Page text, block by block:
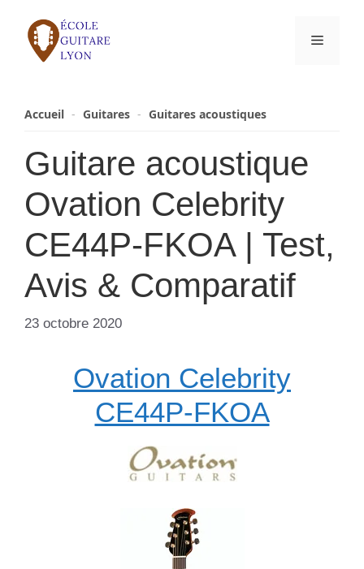
contenu
Menu
Accueil - Guitares - Guitares acoustiques
Guitare acoustique
Ovation Celebrity
CE44P-FKOA | Test,
Avis & Comparatif
23 octobre 2020
Ovation Celebrity
CE44P-FKOA